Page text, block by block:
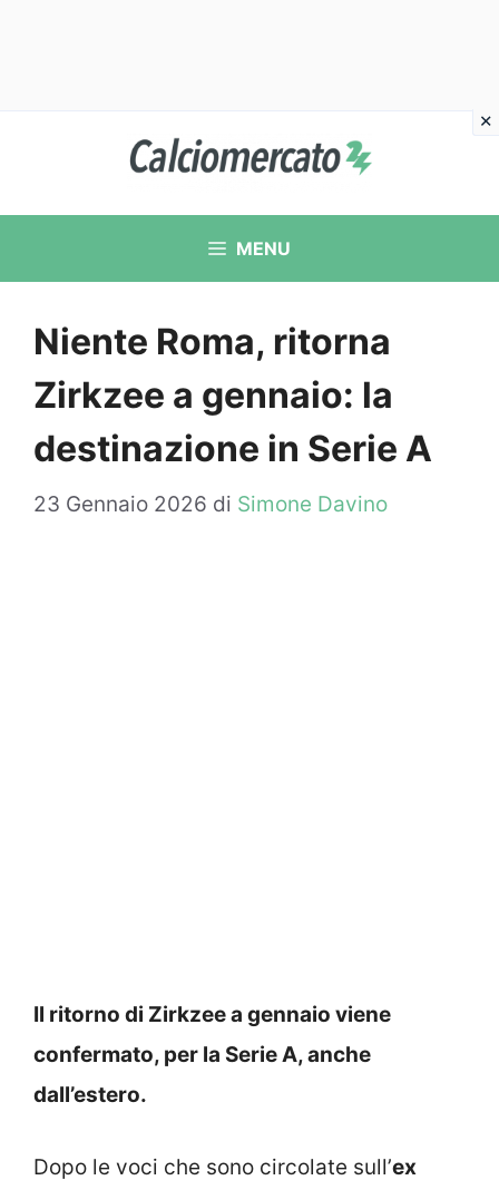
contenuto
MENU
Niente Roma, ritorna
Zirkzee a gennaio: la
destinazione in Serie A
23 Gennaio 2026 di Simone Davino
Il ritorno di Zirkzee a gennaio viene
confermato, per la Serie A, anche
dall’estero.
Dopo le voci che sono circolate sull’ex